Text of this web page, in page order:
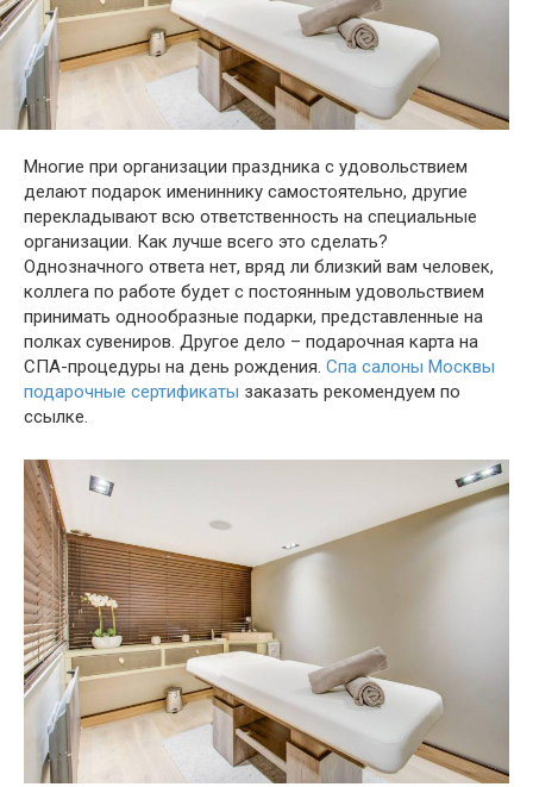
Многие при организации праздника с удовольствием
делают подарок имениннику самостоятельно, другие
перекладывают всю ответственность на специальные
организации. Как лучше всего это сделать?
Однозначного ответа нет, вряд ли близкий вам человек,
коллега по работе будет с постоянным удовольствием
принимать однообразные подарки, представленные на
полках сувениров. Другое дело – подарочная карта на
СПА-процедуры на день рождения. Спа салоны Москвы
подарочные сертификаты заказать рекомендуем по
ссылке.